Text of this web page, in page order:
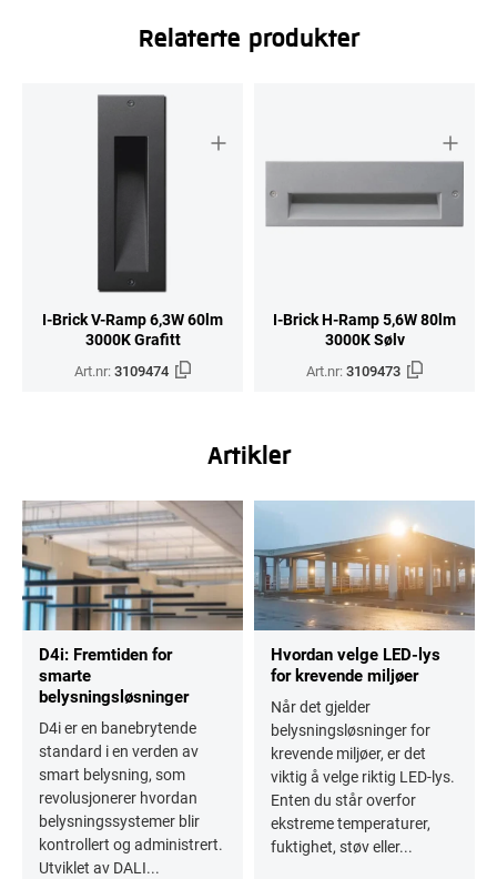
Relaterte produkter
I-Brick V-Ramp 6,3W 60lm
3000K Grafitt
Art.nr:3109474
I-Brick H-Ramp 5,6W 80lm
3000K Sølv
Art.nr:3109473
Artikler
D4i: Fremtiden for
smarte
belysningsløsninger
D4i er en banebrytende
standard i en verden av
smart belysning, som
revolusjonerer hvordan
belysningssystemer blir
kontrollert og administrert.
Utviklet av DALI...
Hvordan velge LED-lys
for krevende miljøer
Når det gjelder
belysningsløsninger for
krevende miljøer, er det
viktig å velge riktig LED-lys.
Enten du står overfor
ekstreme temperaturer,
fuktighet, støv eller...